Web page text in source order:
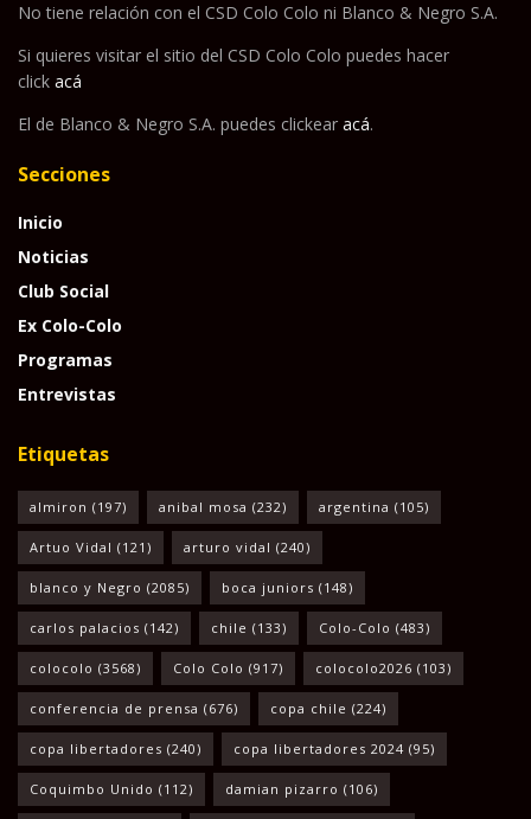
No tiene relación con el CSD Colo Colo ni Blanco & Negro S.A.
Si quieres visitar el sitio del CSD Colo Colo puedes hacer
click acá
El de Blanco & Negro S.A. puedes clickear acá.
Secciones
Inicio
Noticias
Club Social
Ex Colo-Colo
Programas
Entrevistas
Etiquetas
almiron (197) anibal mosa (232) argentina (105)
Artuo Vidal (121) arturo vidal (240)
blanco y Negro (2085) boca juniors (148)
carlos palacios (142) chile (133) Colo-Colo (483)
colocolo (3568) Colo Colo (917) colocolo2026 (103)
conferencia de prensa (676) copa chile (224)
copa libertadores (240) copa libertadores 2024 (95)
Coquimbo Unido (112) damian pizarro (106)